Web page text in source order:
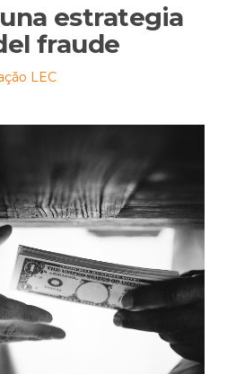
estrategia
fraude
LEC